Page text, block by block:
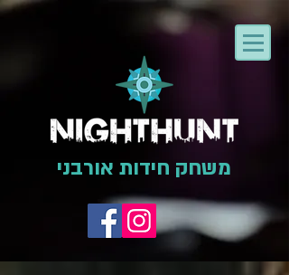
משחק חידות אורבני